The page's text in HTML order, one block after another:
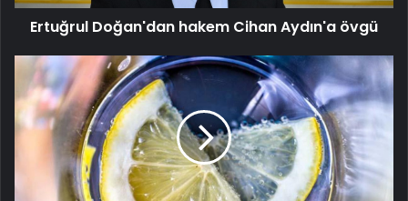
Ertuğrul Doğan'dan hakem Cihan Aydın'a övgü
Yıllardır
yanlış
biliyormuşuz!
Limonun